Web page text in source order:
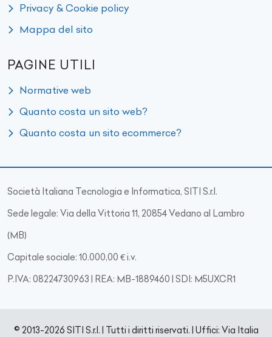
Privacy & Cookie policy
Mappa del sito
PAGINE UTILI
Normative web
Quanto costa un sito web?
Quanto costa un sito ecommerce?
Società Italiana Tecnologia e Informatica, SITI S.r.l.
Sede legale: Via della Vittoria 11, 20854 Vedano al Lambro
(MB)
Capitale sociale: 10.000,00 € i.v.
P.IVA: 08224730963 | REA: MB-1889460 | SDI: M5UXCR1
© 2013-2026 SITI S.r.l. | Tutti i diritti riservati. | Uffici: Via Italia